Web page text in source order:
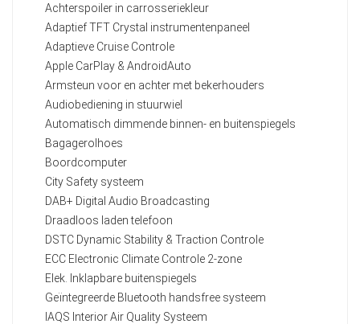
Achterspoiler in carrosseriekleur
Adaptief TFT Crystal instrumentenpaneel
Adaptieve Cruise Controle
Apple CarPlay & AndroidAuto
Armsteun voor en achter met bekerhouders
Audiobediening in stuurwiel
Automatisch dimmende binnen- en buitenspiegels
Bagagerolhoes
Boordcomputer
City Safety systeem
DAB+ Digital Audio Broadcasting
Draadloos laden telefoon
DSTC Dynamic Stability & Traction Controle
ECC Electronic Climate Controle 2-zone
Elek. Inklapbare buitenspiegels
Geïntegreerde Bluetooth handsfree systeem
IAQS Interior Air Quality Systeem